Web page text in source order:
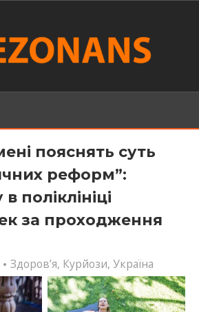
пояснять суть
реформ”:
поліклініці
за проходження
Здоров’я, Курйози,Україна